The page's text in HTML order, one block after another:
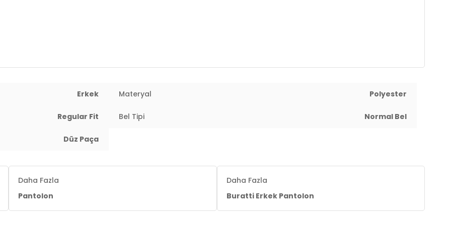
Detaylar:- Su itici
/ Basen : 103 cm / Beden : L
Erkek Materyal Polyester
Regular Fit Bel Tipi Normal Bel
Düz Paça
Daha Fazla
Pantolon
Daha Fazla
Buratti Erkek Pantolon